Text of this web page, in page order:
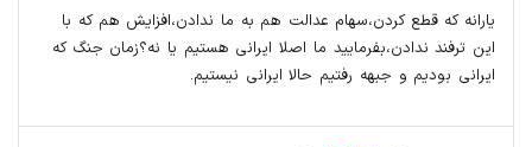
یارانه که قطع کردن،سهام عدالت هم به ما ندادن،افزایش هم که با
این ترفند ندادن،بفرمایید ما اصلا ایرانی هستیم یا نه؟زمان جنگ که
ایرانی بودیم و جبهه رفتیم حالا ایرانی نیستیم.